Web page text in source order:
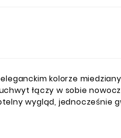
kolorze
łączy w sobie
wygląd, jednocześnie